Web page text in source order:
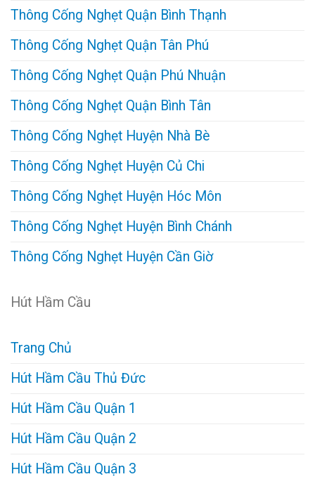
Thông Cống Nghẹt Quận Bình Thạnh
Thông Cống Nghẹt Quận Tân Phú
Thông Cống Nghẹt Quận Phú Nhuận
Thông Cống Nghẹt Quận Bình Tân
Thông Cống Nghẹt Huyện Nhà Bè
Thông Cống Nghẹt Huyện Củ Chi
Thông Cống Nghẹt Huyện Hóc Môn
Thông Cống Nghẹt Huyện Bình Chánh
Thông Cống Nghẹt Huyện Cần Giờ
Hút Hầm Cầu
Trang Chủ
Hút Hầm Cầu Thủ Đức
Hút Hầm Cầu Quận 1
Hút Hầm Cầu Quận 2
Hút Hầm Cầu Quận 3